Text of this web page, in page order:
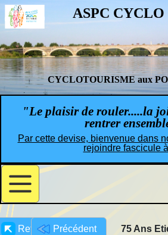
ASPC CYCLO
CYCLOTOURISME aux
"Le plaisir de rouler.....la
rentrer
Par cette devise, bienvenue dans
rejoindre fascicule
Retour Précédent 75 Ans